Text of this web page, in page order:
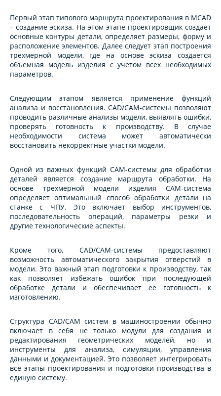
Первый этап типового маршрута проектирования в MCAD
– создание эскиза. На этом этапе проектировщик создает
основные контуры детали, определяет размеры, форму и
расположение элементов. Далее следует этап построения
трехмерной модели, где на основе эскиза создается
объемная модель изделия с учетом всех необходимых
параметров.
Следующим этапом является применение функций
анализа и восстановления. CAD/CAM-системы позволяют
проводить различные анализы модели, выявлять ошибки,
проверять готовность к производству. В случае
необходимости система может автоматически
восстановить некорректные участки модели.
Одной из важных функций CAM-системы для обработки
деталей является создание маршрута обработки. На
основе трехмерной модели изделия CAM-система
определяет оптимальный способ обработки детали на
станке с ЧПУ. Это включает выбор инструментов,
последовательность операций, параметры резки и
другие технологические аспекты.
Кроме того, CAD/CAM-системы предоставляют
возможность автоматического закрытия отверстий в
модели. Это важный этап подготовки к производству, так
как позволяет избежать ошибок при последующей
обработке детали и обеспечивает ее готовность к
изготовлению.
Структура CAD/CAM систем в машиностроении обычно
включает в себя не только модули для создания и
редактирования геометрических моделей, но и
инструменты для анализа, симуляции, управления
данными и документацией. Это позволяет интегрировать
все этапы проектирования и подготовки производства в
единую систему.